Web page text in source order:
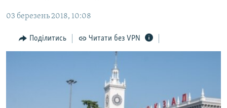
Перейти
пошуку
ПОГЛЯД
ІНТЕРВ'Ю
ЯК ОБІЙТИ БЛОКУВАННЯ
03 березень 2018, 10:08
Поділитись Читати без VPN